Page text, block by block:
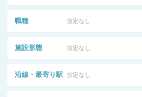
職種 指定なし
施設形態 指定なし
沿線・最寄り駅 指定なし